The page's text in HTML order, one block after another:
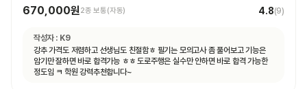
670,000원 2종 보통(자동) 4.8(9)
작성자 : K9
강추 가격도 저렴하고 선생님도 친절함ㅎ 필기는 모의고사 좀 풀어보고 기능은
암기만 잘하면 바로 합격가능 ㅎㅎ 도로주행은 실수만 안하면 바로 합격 가능한
정도임 ㅋ 학원 강력추천합니다~